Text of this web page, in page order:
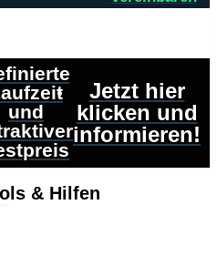
und
Jetzt hier
klicken und
informieren!
& Hilfen